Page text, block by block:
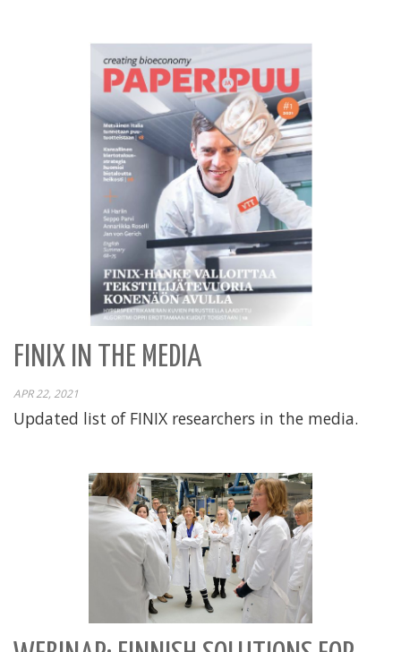
FINIX IN THE MEDIA
APR 22, 2021
Updated list of FINIX researchers in the media.